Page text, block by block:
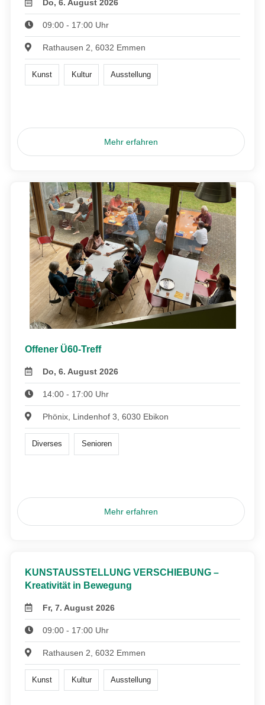
Do, 6. August 2026
09:00 - 17:00 Uhr
Rathausen 2, 6032 Emmen
Kunst Kultur Ausstellung
Mehr erfahren
Offener Ü60-Treff
Do, 6. August 2026
14:00 - 17:00 Uhr
Phönix, Lindenhof 3, 6030 Ebikon
Diverses Senioren
Mehr erfahren
KUNSTAUSSTELLUNG VERSCHIEBUNG –
Kreativität in Bewegung
Fr, 7. August 2026
09:00 - 17:00 Uhr
Rathausen 2, 6032 Emmen
Kunst Kultur Ausstellung